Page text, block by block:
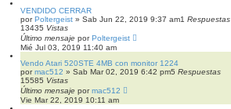
VENDIDO CERRAR
porPoltergeist » Sab Jun 22, 2019 9:37 am1 Respuestas
13435 Vistas
Último mensaje porPoltergeist
Mié Jul 03, 2019 11:40 am
Vendo Atari 520STE 4MB con monitor 1224
pormac512 » Sab Mar 02, 2019 6:42 pm5 Respuestas
15585 Vistas
Último mensaje pormac512
Vie Mar 22, 2019 10:11 am